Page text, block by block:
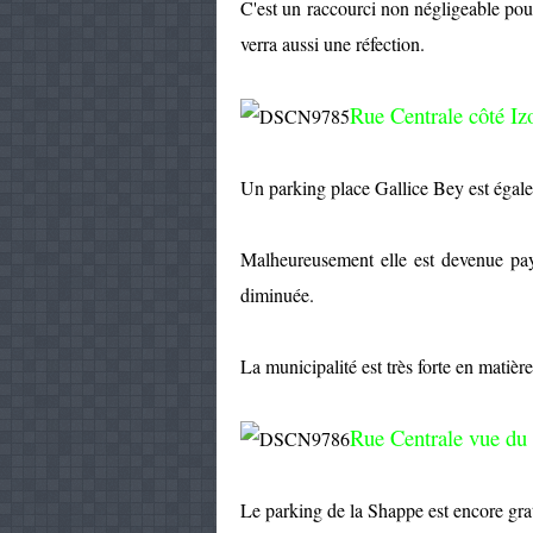
C'est un raccourci non négligeable
verra aussi une réfection.
Rue Centrale côté
Un parking place Gallice Bey est
Malheureusement elle est devenue
diminuée.
La municipalité est très forte en
Rue Centrale vue
Le parking de la Shappe est encore